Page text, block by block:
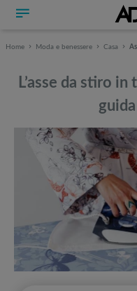
Home Moda e benessere Casa
L’asse da stiro